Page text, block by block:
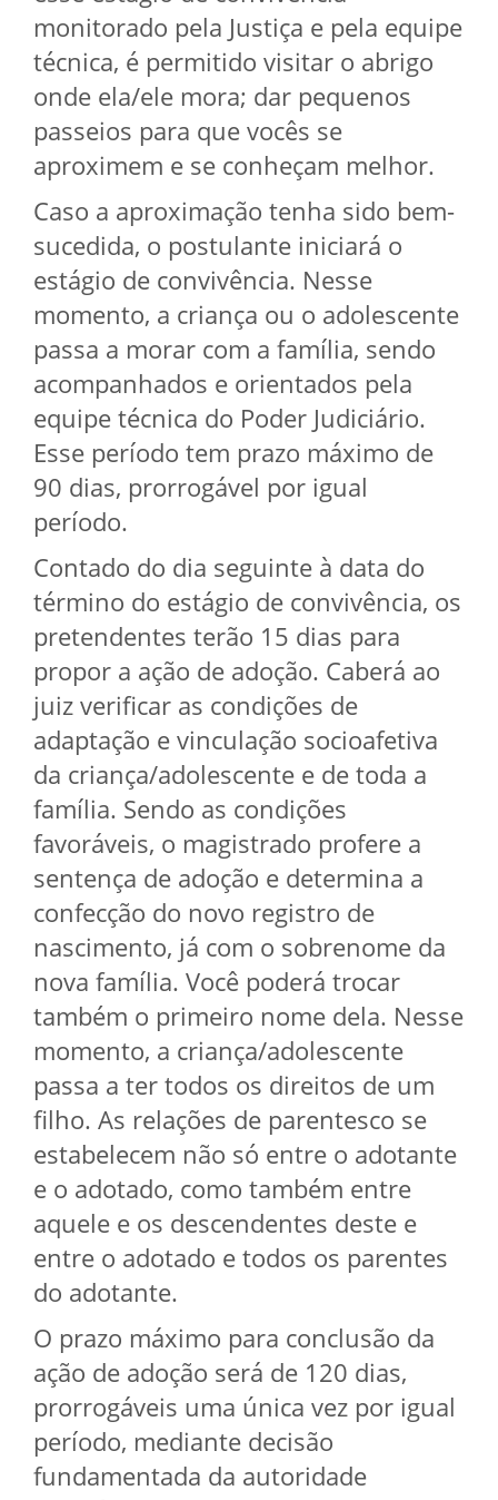
monitorado pela Justiça e pela equipe
técnica, é permitido visitar o abrigo
onde ela/ele mora; dar pequenos
passeios para que vocês se
aproximem e se conheçam melhor.
Caso a aproximação tenha sido bem-
sucedida, o postulante iniciará o
estágio de convivência. Nesse
momento, a criança ou o adolescente
passa a morar com a família, sendo
acompanhados e orientados pela
equipe técnica do Poder Judiciário.
Esse período tem prazo máximo de
90 dias, prorrogável por igual
período.
Contado do dia seguinte à data do
término do estágio de convivência, os
pretendentes terão 15 dias para
propor a ação de adoção. Caberá ao
juiz verificar as condições de
adaptação e vinculação socioafetiva
da criança/adolescente e de toda a
família. Sendo as condições
favoráveis, o magistrado profere a
sentença de adoção e determina a
confecção do novo registro de
nascimento, já com o sobrenome da
nova família. Você poderá trocar
também o primeiro nome dela. Nesse
momento, a criança/adolescente
passa a ter todos os direitos de um
filho. As relações de parentesco se
estabelecem não só entre o adotante
e o adotado, como também entre
aquele e os descendentes deste e
entre o adotado e todos os parentes
do adotante.
O prazo máximo para conclusão da
ação de adoção será de 120 dias,
prorrogáveis uma única vez por igual
período, mediante decisão
fundamentada da autoridade